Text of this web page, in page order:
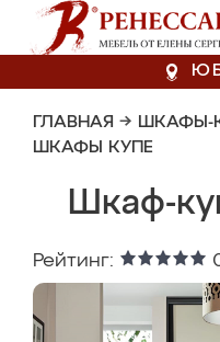
ГЛАВНАЯ → ШКАФЫ-
ШКАФЫ КУПЕ
Шкаф-
Рейтинг: